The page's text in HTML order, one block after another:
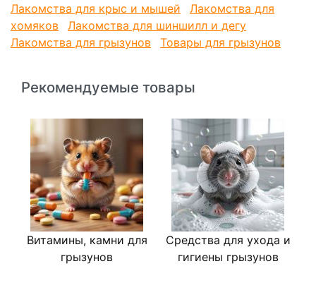
Лакомства для крыс и мышей
Лакомства для
хомяков
Лакомства для шиншилл и дегу
Лакомства для грызунов
Товары для грызунов
Рекомендуемые товары
Витамины, камни для
грызунов
Средства для ухода и
гигиены грызунов